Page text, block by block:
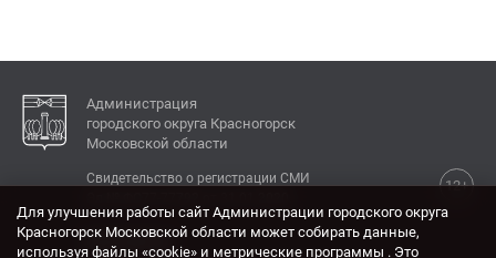
Администрация
городского округа Красногорск
Московской области
12+
Свидетельство о регистрации СМИ
КОНТАКТЫ
Для улучшения работы сайт Администрации городского округа
Красногорск Московской области может собирать данные,
используя файлы «cookie» и метрические программы . Это